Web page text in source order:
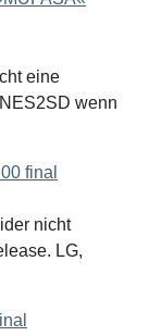
eine
wenn
final
nicht
LG,